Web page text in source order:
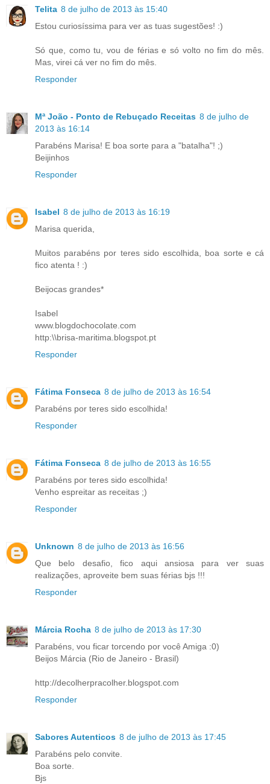
Telita 8 de julho de 2013 às 15:40
Estou curiosíssima para ver as tuas sugestões! :)
Só que, como tu, vou de férias e só volto no fim do mês.
Mas, virei cá ver no fim do mês.
Responder
Mª João - Ponto de Rebuçado Receitas 8 de julho de
2013 às 16:14
Parabéns Marisa! E boa sorte para a "batalha"! ;)
Beijinhos
Responder
Isabel 8 de julho de 2013 às 16:19
Marisa querida,
Muitos parabéns por teres sido escolhida, boa sorte e cá
fico atenta ! :)
Beijocas grandes*
Isabel
www.blogdochocolate.com
http:\\brisa-maritima.blogspot.pt
Responder
Fátima Fonseca 8 de julho de 2013 às 16:54
Parabéns por teres sido escolhida!
Responder
Fátima Fonseca 8 de julho de 2013 às 16:55
Parabéns por teres sido escolhida!
Venho espreitar as receitas ;)
Responder
Unknown 8 de julho de 2013 às 16:56
Que belo desafio, fico aqui ansiosa para ver suas
realizações, aproveite bem suas férias bjs !!!
Responder
Márcia Rocha 8 de julho de 2013 às 17:30
Parabéns, vou ficar torcendo por você Amiga :0)
Beijos Márcia (Rio de Janeiro - Brasil)
http://decolherpracolher.blogspot.com
Responder
Sabores Autenticos 8 de julho de 2013 às 17:45
Parabéns pelo convite.
Boa sorte.
Bjs